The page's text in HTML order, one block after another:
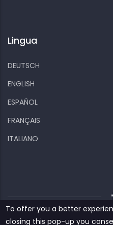
Lingua
DEUTSCH
ENGLISH
ESPAÑOL
FRANÇAIS
ITALIANO
Kiizo Privacy policy
To offer you a better
closing this pop-up you